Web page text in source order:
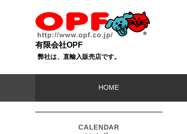
有限会社OPF
弊社は、直輸入販売店です。
HOME